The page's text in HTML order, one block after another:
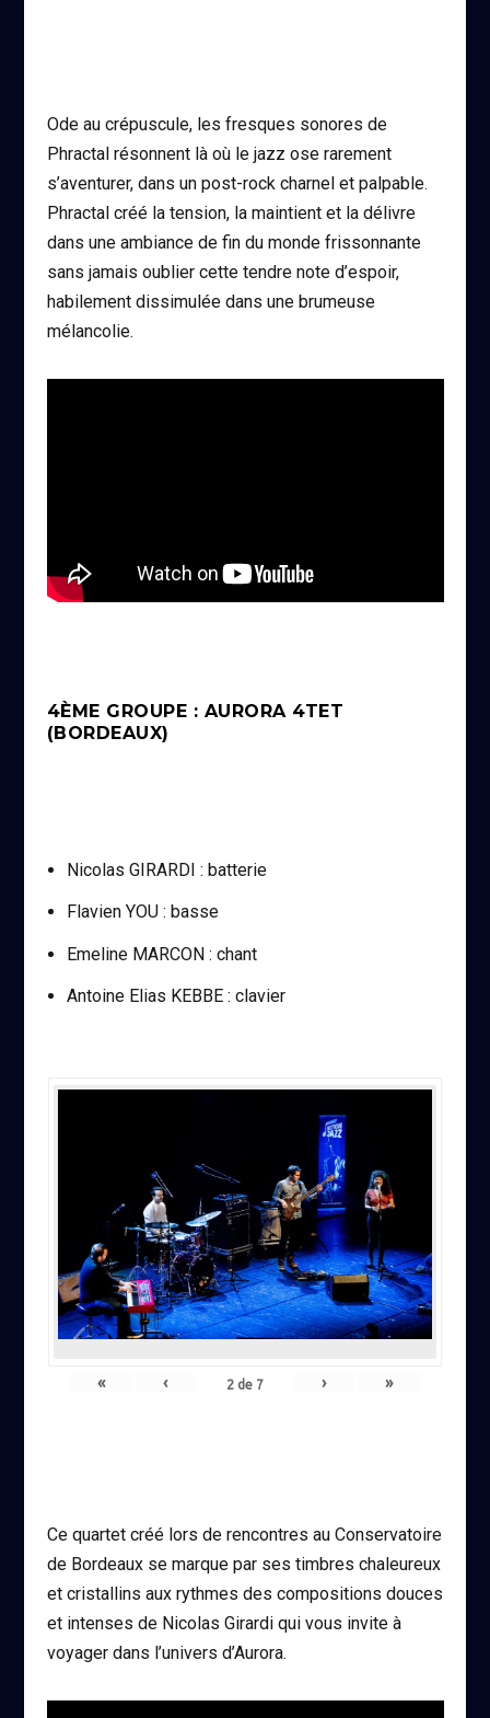
Ode au crépuscule, les fresques sonores de
Phractal résonnent là où le jazz ose rarement
s’aventurer, dans un post-rock charnel et palpable.
Phractal créé la tension, la maintient et la délivre
dans une ambiance de fin du monde frissonnante
sans jamais oublier cette tendre note d’espoir,
habilement dissimulée dans une brumeuse
mélancolie.
4ÈME GROUPE : AURORA 4TET
(BORDEAUX)
Nicolas GIRARDI : batterie
Flavien YOU : basse
Emeline MARCON : chant
Antoine Elias KEBBE : clavier
« ‹ 2de 7 › »
Ce quartet créé lors de rencontres au Conservatoire
de Bordeaux se marque par ses timbres chaleureux
et cristallins aux rythmes des compositions douces
et intenses de Nicolas Girardi qui vous invite à
voyager dans l’univers d’Aurora.